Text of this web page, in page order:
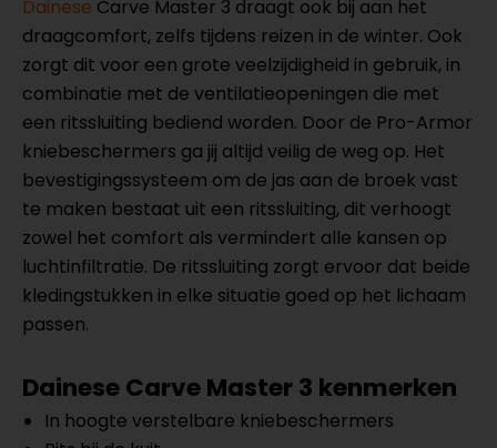
Dainese Carve Master 3 draagt ook bij aan het
draagcomfort, zelfs tijdens reizen in de winter. Ook
zorgt dit voor een grote veelzijdigheid in gebruik, in
combinatie met de ventilatieopeningen die met
een ritssluiting bediend worden. Door de Pro-Armor
kniebeschermers ga jij altijd veilig de weg op. Het
bevestigingssysteem om de jas aan de broek vast
te maken bestaat uit een ritssluiting, dit verhoogt
zowel het comfort als vermindert alle kansen op
luchtinfiltratie. De ritssluiting zorgt ervoor dat beide
kledingstukken in elke situatie goed op het lichaam
passen.
Dainese Carve Master 3 kenmerken
In hoogte verstelbare kniebeschermers